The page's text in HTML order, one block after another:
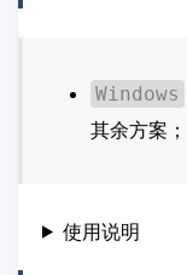
Windows
其余方案；
使用说明